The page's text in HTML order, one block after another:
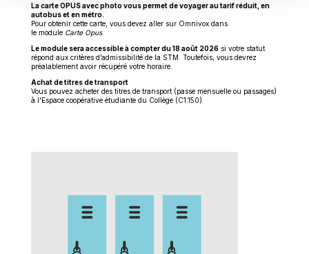
La carte OPUS avec photo vous permet de voyager au tarif réduit, en
autobus et en métro.
Pour obtenir cette carte, vous devez aller sur Omnivox dans
le module Carte Opus.
Le module sera accessible à compter du 18 août 2026 si votre statut
répond aux critères d’admissibilité de la STM. Toutefois, vous devrez
préalablement avoir récupéré votre horaire.
Achat de titres de transport
Vous pouvez acheter des titres de transport (passe mensuelle ou passages)
à l'Espace coopérative étudiante du Collège (C1.150).